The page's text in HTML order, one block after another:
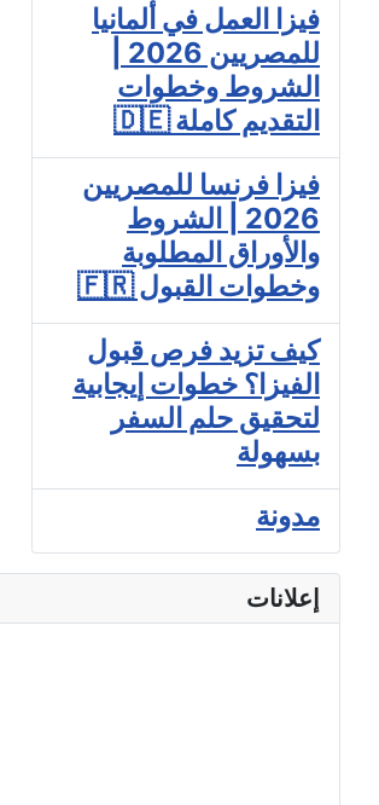
فيزا العمل في ألمانيا
الشروط وخطوات
التقديم كاملة 🇩🇪
فيزا فرنسا للمصريين
2026 | الشروط
والأوراق المطلوبة
وخطوات القبول 🇫🇷
كيف تزيد فرص قبول
الفيزا؟ خطوات إيجابية
لتحقيق حلم السفر
بسهولة
مدونة
إعلانات